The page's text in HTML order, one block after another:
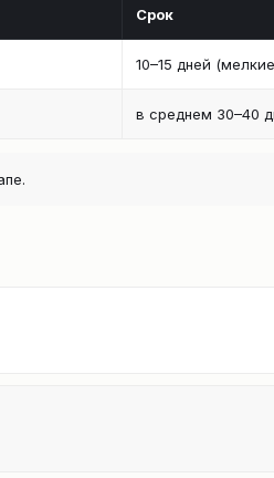
Срок
10–15 дней
в среднем 30–40